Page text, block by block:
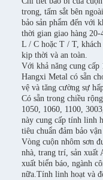
trong, tấm sắt bên
bảo sản phẩm đến với
thời gian giao hàng 20-
L / C hoặc T / T,
kịp thời và an toàn.
Với khả năng cung cấp
Hangxi Metal có sẵn
vệ và tăng cường sự
Có sẵn trong chiều
1050, 1060, 1100,
này cung cấp tính linh
tiêu chuẩn đảm bảo
Vòng cuộn nhôm sơn
nhà, trang trí, sản xuất
xuất biển báo, ngành
nữa.Tính linh hoạt và